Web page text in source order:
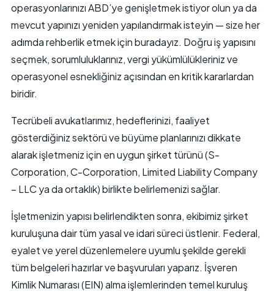
operasyonlarınızı ABD’ye genişletmek istiyor olun ya da
mevcut yapınızı yeniden yapılandırmak isteyin — size her
adımda rehberlik etmek için buradayız. Doğru iş yapısını
seçmek, sorumluluklarınız, vergi yükümlülükleriniz ve
operasyonel esnekliğiniz açısından en kritik kararlardan
biridir.
Tecrübeli avukatlarımız, hedeflerinizi, faaliyet
gösterdiğiniz sektörü ve büyüme planlarınızı dikkate
alarak işletmeniz için en uygun şirket türünü (S-
Corporation, C-Corporation, Limited Liability Company
– LLC ya da ortaklık) birlikte belirlemenizi sağlar.
İşletmenizin yapısı belirlendikten sonra, ekibimiz şirket
kuruluşuna dair tüm yasal ve idari süreci üstlenir. Federal,
eyalet ve yerel düzenlemelere uyumlu şekilde gerekli
tüm belgeleri hazırlar ve başvuruları yaparız. İşveren
Kimlik Numarası (EIN) alma işlemlerinden temel kuruluş